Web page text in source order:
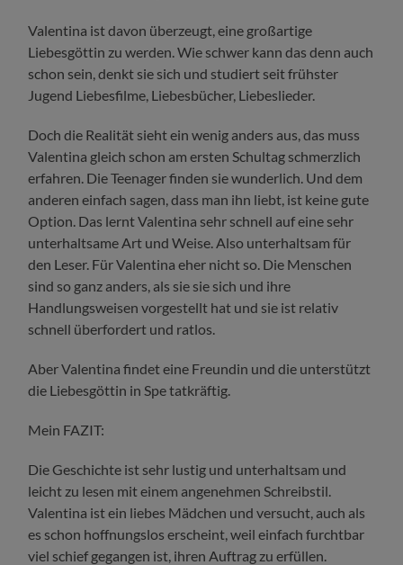
Valentina ist davon überzeugt, eine großartige
Liebesgöttin zu werden. Wie schwer kann das denn auch
schon sein, denkt sie sich und studiert seit frühster
Jugend Liebesfilme, Liebesbücher, Liebeslieder.
Doch die Realität sieht ein wenig anders aus, das muss
Valentina gleich schon am ersten Schultag schmerzlich
erfahren. Die Teenager finden sie wunderlich. Und dem
anderen einfach sagen, dass man ihn liebt, ist keine gute
Option. Das lernt Valentina sehr schnell auf eine sehr
unterhaltsame Art und Weise. Also unterhaltsam für
den Leser. Für Valentina eher nicht so. Die Menschen
sind so ganz anders, als sie sie sich und ihre
Handlungsweisen vorgestellt hat und sie ist relativ
schnell überfordert und ratlos.
Aber Valentina findet eine Freundin und die unterstützt
die Liebesgöttin in Spe tatkräftig.
Mein FAZIT:
Die Geschichte ist sehr lustig und unterhaltsam und
leicht zu lesen mit einem angenehmen Schreibstil.
Valentina ist ein liebes Mädchen und versucht, auch als
es schon hoffnungslos erscheint, weil einfach furchtbar
viel schief gegangen ist, ihren Auftrag zu erfüllen.